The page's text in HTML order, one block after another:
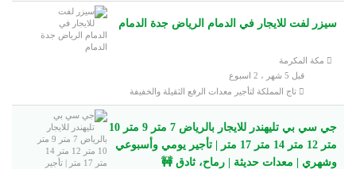
سيزر لفت للايجار في الدمام الرياض جدة الدمام
مكة المكرمة
قبل 5 شهر ، 2 اسبوع
تاج المملكة لتأجير معدات الرفع الثقيلة والخفيفة
جي سي بي تليهندر للايجار بالرياض 7 متر 9 متر 10
متر 12 متر 14 متر 17 متر | تأجير يومي وأسبوعي
وشهري | معدات حديثة | رماح، ثادق 🚧